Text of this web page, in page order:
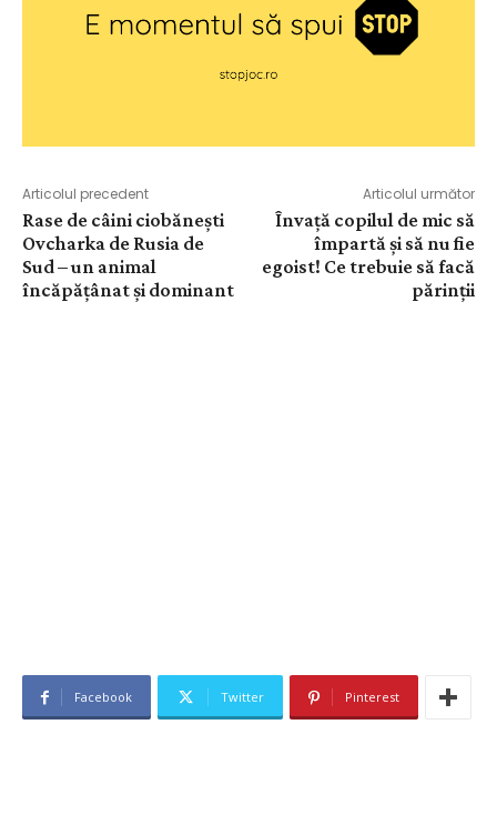
Articolul precedent
Rase de câini ciobănești
Ovcharka de Rusia de
Sud – un animal
încăpățânat și dominant
Articolul următor
Învață copilul de mic să
împartă și să nu fie
egoist! Ce trebuie să facă
părinții
Facebook Twitter Pinterest